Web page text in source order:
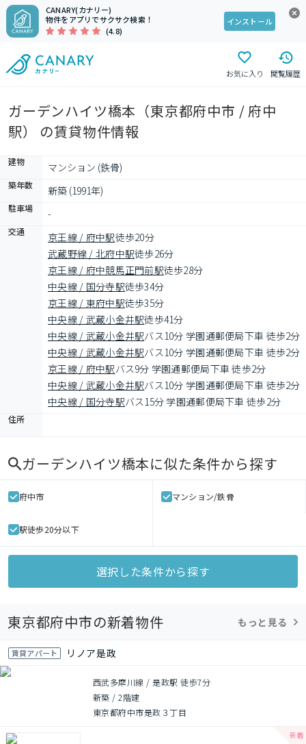
CANARY(カナリー)
物件をアプリでサクサク検索！
(4.8)
インストール
お気に入り 閲覧履歴
ガーデンハイツ橋本（東京都府中市 / 府中
駅） の賃貸物件情報
建物 マンション (鉄骨)
築年数 新築 (1991年)
駐車場 -
交通 京王線 / 府中駅徒歩20分
武蔵野線 / 北府中駅徒歩26分
京王線 / 府中競馬正門前駅徒歩28分
中央線 / 国分寺駅徒歩34分
京王線 / 東府中駅徒歩35分
中央線 / 武蔵小金井駅徒歩41分
中央線 / 武蔵小金井駅バス10分 学園通郵便局下車 徒歩2分
中央線 / 武蔵小金井駅バス10分 学園通郵便局下車 徒歩2分
京王線 / 府中駅バス9分 学園通郵便局下車 徒歩2分
中央線 / 武蔵小金井駅バス10分 学園通郵便局下車 徒歩2分
中央線 / 国分寺駅バス15分 学園通郵便局下車 徒歩2分
住所
ガーデンハイツ橋本に似た条件から探す
府中市 マンション/鉄骨
駅徒歩20分以下
選択した条件から探す
東京都府中市の新着物件 もっと見る
賃貸アパート リノア是政
西武多摩川線 / 是政駅 徒歩7分
新築 /2階建
東京都府中市是政３丁目